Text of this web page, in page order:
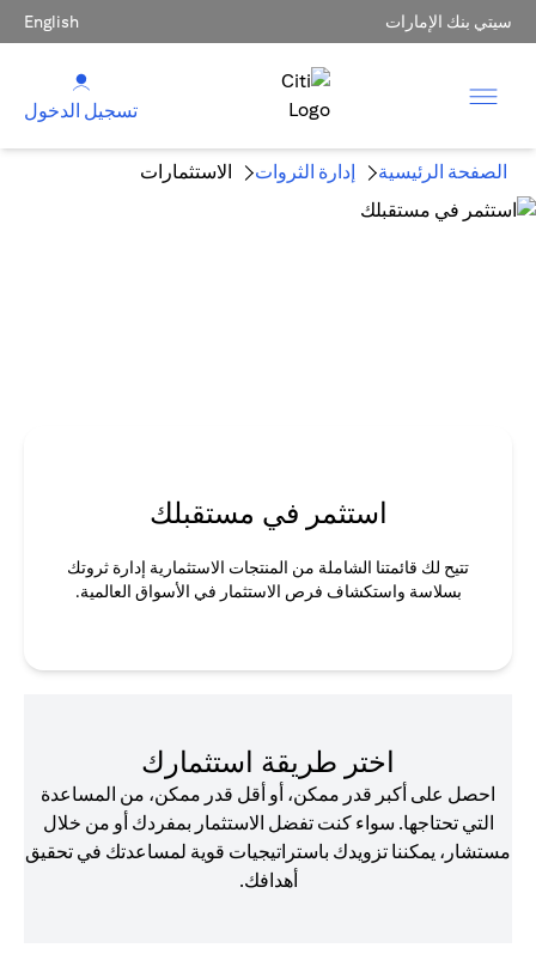
سيتي بنك الإمارات English
تسجيل الدخول
الصفحة الرئيسية إدارة الثروات الاستثمارات
استثمر في مستقبلك
تتيح لك قائمتنا الشاملة من المنتجات الاستثمارية إدارة ثروتك
بسلاسة واستكشاف فرص الاستثمار في الأسواق العالمية.
اختر طريقة استثمارك
احصل على أكبر قدر ممكن، أو أقل قدر ممكن، من المساعدة
التي تحتاجها. سواء كنت تفضل الاستثمار بمفردك أو من خلال
مستشار، يمكننا تزويدك باستراتيجيات قوية لمساعدتك في تحقيق
أهدافك.